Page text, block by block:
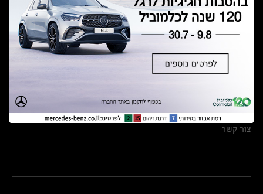
תקנון ימי מכירות 120 לכלמוביל
מצאו אותנו
אולמות תצוגה
מרכזי שירות
צור קשר